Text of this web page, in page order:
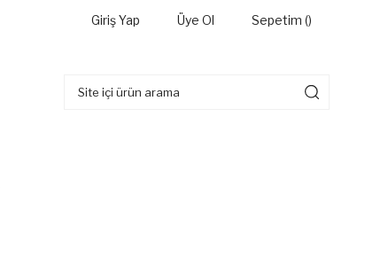
Giriş Yap Üye Ol Sepetim ()